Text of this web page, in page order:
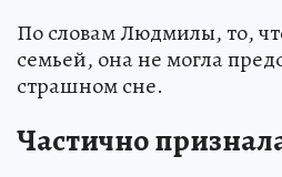
По словам Людмилы, то,
семьей, она не могла
страшном сне.
Частично